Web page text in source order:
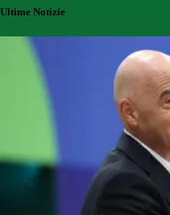
Ultime Notizie